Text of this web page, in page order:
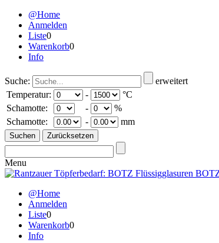
@Home
Anmelden
Liste0
Warenkorb0
Info
Suche:
erweitert
Temperatur:
-
°C
Schamotte:
-
%
Schamotte:
- mm
Menu
@Home
Anmelden
Liste0
Warenkorb0
Info